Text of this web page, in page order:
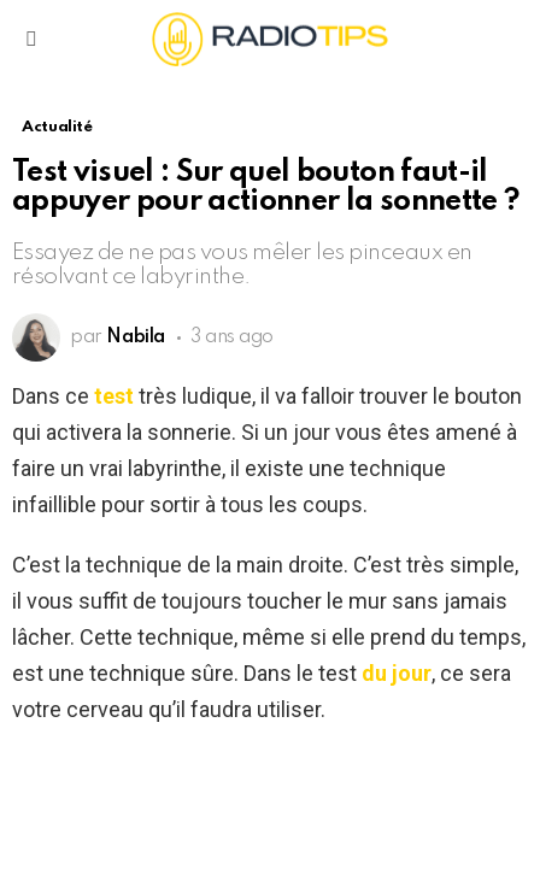
Actualité
Test visuel : Sur quel bouton faut-il
appuyer pour actionner la sonnette ?
Essayez de ne pas vous mêler les pinceaux en
résolvant ce labyrinthe.
par Nabila 3 ans ago
Dans ce testtrès ludique, il va falloir trouver le bouton
qui activera la sonnerie. Si un jour vous êtes amené à
faire un vrai labyrinthe, il existe une technique
infaillible pour sortir à tous les coups.
C’est la technique de la main droite. C’est très simple,
il vous suffit de toujours toucher le mur sans jamais
lâcher. Cette technique, même si elle prend du temps,
est une technique sûre. Dans le test du jour, ce sera
votre cerveau qu’il faudra utiliser.